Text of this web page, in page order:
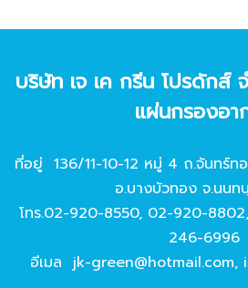
บริษัท เจ เค กรีน โปรดักส์
แผ่นกรองอา
ที่อยู่ 136/11-10-12 หมู่ 4 ถ.จันทร์
อ.บางบัวทอง จ.นนทบุ
โทร.02-920-8550, 02-920-8802,
246-6996
อีเมล jk-green@hotmail.com,